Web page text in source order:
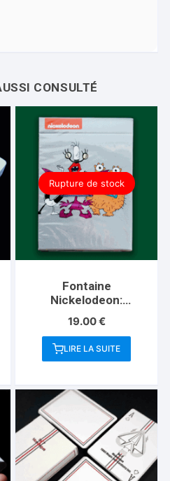
Rupture de stock
Fontaine
Nickelodeon:
Monsters Playing
Cards
19.00€
LIRE LA SUITE